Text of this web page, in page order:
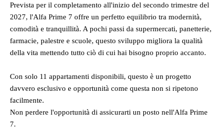
Prevista per il completamento all'inizio del secondo trimestre del
2027, l'Alfa Prime 7 offre un perfetto equilibrio tra modernità,
comodità e tranquillità. A pochi passi da supermercati, panetterie,
farmacie, palestre e scuole, questo sviluppo migliora la qualità
della vita mettendo tutto ciò di cui hai bisogno proprio accanto.
Con solo 11 appartamenti disponibili, questo è un progetto
davvero esclusivo e opportunità come questa non si ripetono
facilmente.
Non perdere l'opportunità di assicurarti un posto nell'Alfa Prime
7.